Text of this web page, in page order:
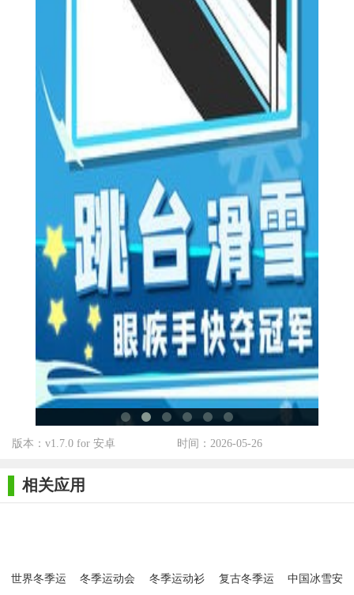
积分和排名，玩家可以通过不断挑战提升自己的排名和实力。
世界冬季运动会2026测试版攻略
1. 熟悉规则：在开始游戏前，先了解所选项目的比赛规则和
技巧要求，以便更好地应对比赛。
2. 练习技巧：通过不断练习，掌握各种技巧操作，提高自己
的反应速度和操作水平。
3. 观察对手：在多人对战模式中，注意观察对手的动态和策
略，及时调整自己的战术。
4. 合理使用道具：游戏中会提供一些道具，如加速道具、防
御道具等，合理使用这些道具可以帮助玩家更好地应对比赛。
5. 保持冷静：在比赛中保持冷静和专注，避免因紧张或急躁
而犯错。
世界冬季运动会2026测试版测评
画面表现：世界冬季运动会2026测试版的画面精美细腻，场
景和角色设计都充满了冰雪运动的氛围，给玩家带来了沉浸式的
游戏体验。
够充分发挥自己的实力。
内容丰富度：游戏提供了五个不同的冬季运动项目供玩家选
社交互动：游戏支持多人对战模式，玩家可以与全球玩家一
版本：v1.7.0 for 安卓 时间：2026-05-26
相关应用
世界冬季运
冬季运动会
冬季运动衫
复古冬季运
中国冰雪安